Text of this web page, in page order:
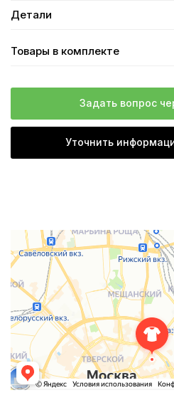
Детали
Товары в комплекте
Задать вопрос
Уточнить